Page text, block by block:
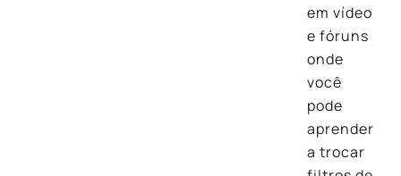
em vídeo
e fóruns
onde
você
pode
aprender
a trocar